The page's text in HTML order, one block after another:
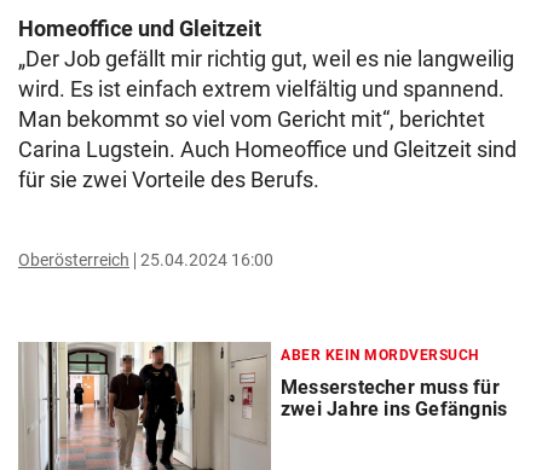
Homeoffice und Gleitzeit
„Der Job gefällt mir richtig gut, weil es nie langweilig
wird. Es ist einfach extrem vielfältig und spannend.
Man bekommt so viel vom Gericht mit“, berichtet
Carina Lugstein. Auch Homeoffice und Gleitzeit sind
für sie zwei Vorteile des Berufs.
Oberösterreich 25.04.2024 16:00
ABER KEIN MORDVERSUCH
Messerstecher muss für
zwei Jahre ins Gefängnis